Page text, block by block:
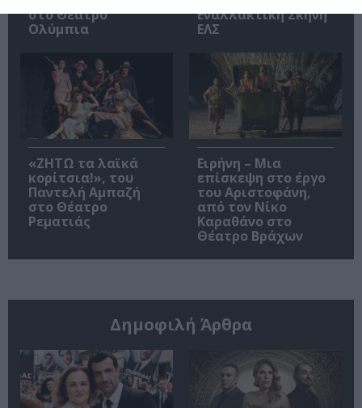
στο Θέατρο
Ολύμπια
Εναλλακτική Σκηνή
ΕΛΣ
«ΖΗΤΩ τα λαϊκά
κορίτσια!», του
Παντελή Αμπαζή
στο Θέατρο
Ρεματιάς
Ειρήνη – Μια
επίσκεψη στο έργο
του Αριστοφάνη,
από τον Νίκο
Καραθάνο στο
Θέατρο Βράχων
Δημοφιλή Άρθρα